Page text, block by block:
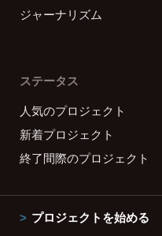
ジャーナリズム
ステータス
人気のプロジェクト
新着プロジェクト
終了間際のプロジェクト
プロジェクトを始める